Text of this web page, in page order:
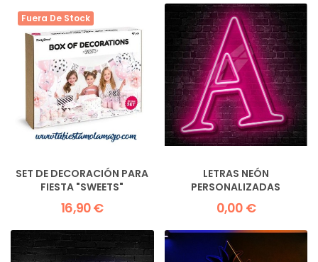
Fuera De Stock
SET DE DECORACIÓN PARA
FIESTA "SWEETS"
16,90 €
LETRAS NEÓN
PERSONALIZADAS
0,00 €